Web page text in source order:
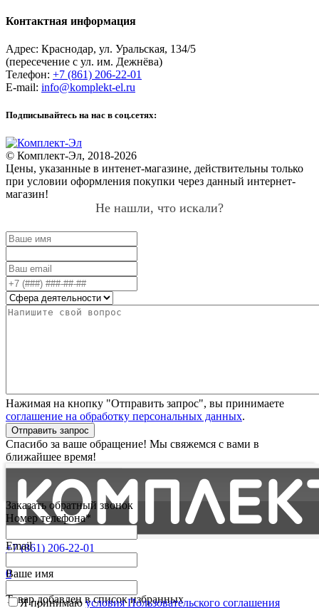
Контактная информация
Адрес: Краснодар, ул. Уральская, 134/5
(пересечение с ул. им. Дежнёва)
Телефон: +7 (861) 206-22-01
E-mail: info@komplekt-el.ru
Подписывайтесь на нас в соц.сетях:
© Комплект-Эл, 2018-2026
Цены, указанные в интенет-магазине, действительны только
при условии оформления покупки через данный интернет-
магазин!
Не нашли, что искали?
Нажимая на кнопку "Отправить запрос", вы принимаете
соглашение на обработку персональных данных.
Отправить запрос
Спасибо за ваше обращение! Мы свяжемся с вами в
ближайшее время!
+7 (861) 206-22-01
0
Товар добавлен в список избранных
Заказать обратный звонок
Номер телефона*
Email
Ваше имя
Я принимаюусловия Пользовательского соглашения